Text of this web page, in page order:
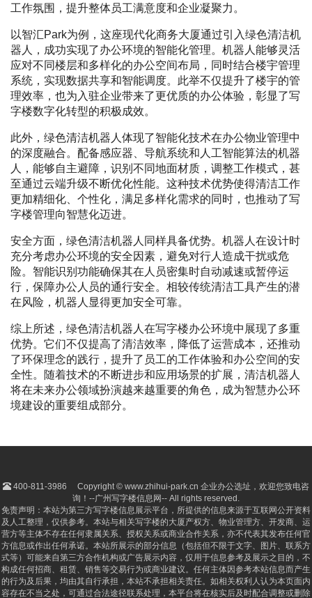
工作氛围，提升整体员工满意度和企业凝聚力。
以智汇Park为例，这座现代化商务大厦通过引入绿色清洁机
器人，成功实现了办公环境的智能化管理。机器人能够灵活
应对不同楼层和多样化的办公空间布局，同时结合楼宇管理
系统，实现数据共享和智能调度。此举不仅提升了楼宇的管
理效率，也为入驻企业带来了更优质的办公体验，彰显了写
字楼数字化转型的积极成效。
此外，绿色清洁机器人体现了智能化技术在办公物业管理中
的深度融合。配备感应器、导航系统和人工智能算法的机器
人，能够自主避障，识别不同地面材质，调整工作模式，甚
至通过云端升级不断优化性能。这种技术优势使得清洁工作
更加精细化、个性化，满足多样化需求的同时，也推动了写
字楼管理向智慧化迈进。
安全方面，绿色清洁机器人同样具备优势。机器人在设计时
充分考虑办公环境的安全因素，避免对行人造成干扰或危
险。智能识别功能确保其在人员密集时自动减速或暂停运
行，保障办公人员的通行安全。相较传统清洁工具产生的潜
在风险，机器人显得更加安全可靠。
综上所述，绿色清洁机器人在写字楼办公环境中展现了多重
优势。它们不仅提高了清洁效率，降低了运营成本，还推动
了环保理念的践行，提升了员工的工作体验和办公空间的安
全性。随着技术的不断进步和应用场景的扩展，清洁机器人
将在未来办公领域扮演越来越重要的角色，成为智慧办公环
境建设的重要组成部分。
400-811-3986
Copyright © www.zhihui-park.cn 企业办公选址，欢迎您致电咨
询！--广州写字楼信息网-- All rights reserved.
免责声明：本站为第三方写字楼信息展示平台，所提供的信息来源于互联网公开资料
及人工整理，仅供参考。本站与相关写字楼的大厦产权方、物业管理方、开发商、运
营方等主体不存在任何隶属关系、授权关系或商业合作关系，亦不代表其发布任何官
方信息或作出任何承诺。本站所展示的部分信息（包括但不限于文字、图片、联系方
式等）可能来自第三方合作机构或广告展示内容，仅用于信息参考及展示之目的，不
构成任何招商、租赁、销售等交易行为或商业建议。任何主体因参考本站信息而产生
的行为及后果，均由其自行承担，本站不承担相关责任。如相关权利人认为本页面内
容存在不当之处，可通过合法途径联系处理，本平台将在核实后及时配合调整或删除